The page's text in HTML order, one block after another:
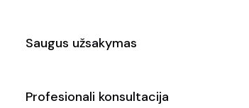
Saugus užsakymas
Profesionali konsultacija